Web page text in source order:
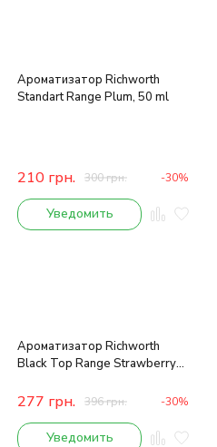
Ароматизатор Richworth
Standart Range Plum, 50 ml
210 грн. 300грн. -30%
Уведомить
Ароматизатор Richworth
Black Top Range Strawberry
277 грн. 396грн. -30%
Уведомить